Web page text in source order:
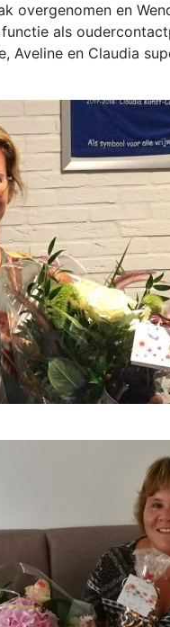
overgenomen en
als
Aveline en Claudia